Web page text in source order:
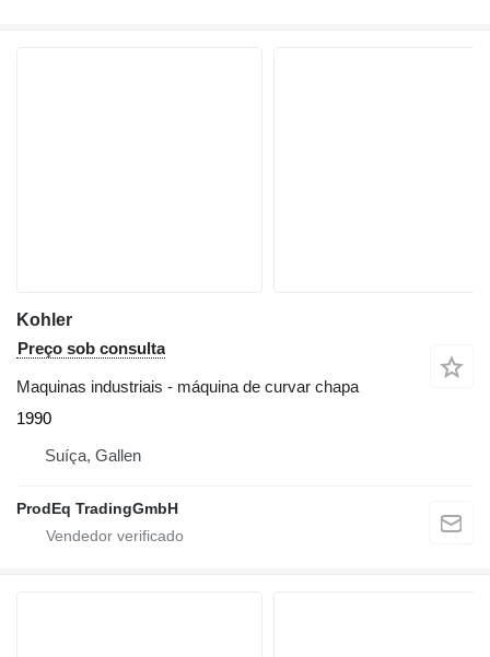
Kohler
Preço sob consulta
Maquinas industriais - máquina de curvar chapa
1990
Suíça, Gallen
ProdEq TradingGmbH